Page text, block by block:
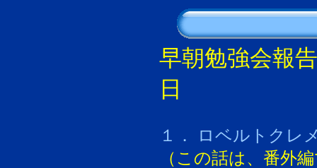
早朝勉強会報
日
１． ロベルトクレ
（この話は、番外